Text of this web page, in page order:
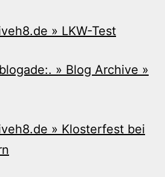
» LKW-Test
» Blog Archive »
» Klosterfest bei